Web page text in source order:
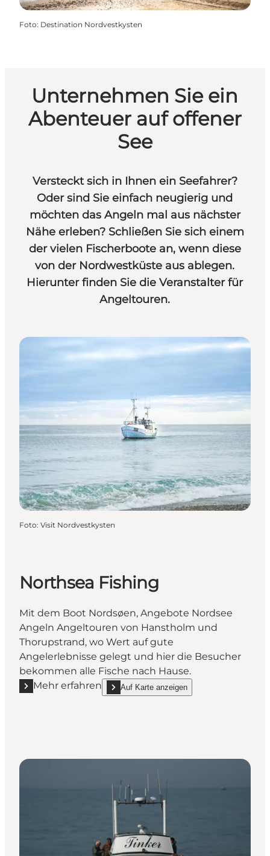
Foto: Destination Nordvestkysten
Unternehmen Sie ein
Abenteuer auf offener
See
Versteckt sich in Ihnen ein Seefahrer?
Oder sind Sie einfach neugierig und
möchten das Angeln mal aus nächster
Nähe erleben? Schließen Sie sich einem
der vielen Fischerboote an, wenn diese
von der Nordwestküste aus ablegen.
Hierunter finden Sie die Veranstalter für
Angeltouren.
Foto: Visit Nordvestkysten
Northsea Fishing
Mit dem Boot Nordsøen, Angebote Nordsee
Angeln Angeltouren von Hanstholm und
Thorupstrand, wo Wert auf gute
Angelerlebnisse gelegt und hier die Besucher
bekommen alle Fische nach Hause.
Mehr erfahren
Mehr erfahren "Northsea Fishing"
Auf Karte anzeigen
show Northsea Fishing on_map